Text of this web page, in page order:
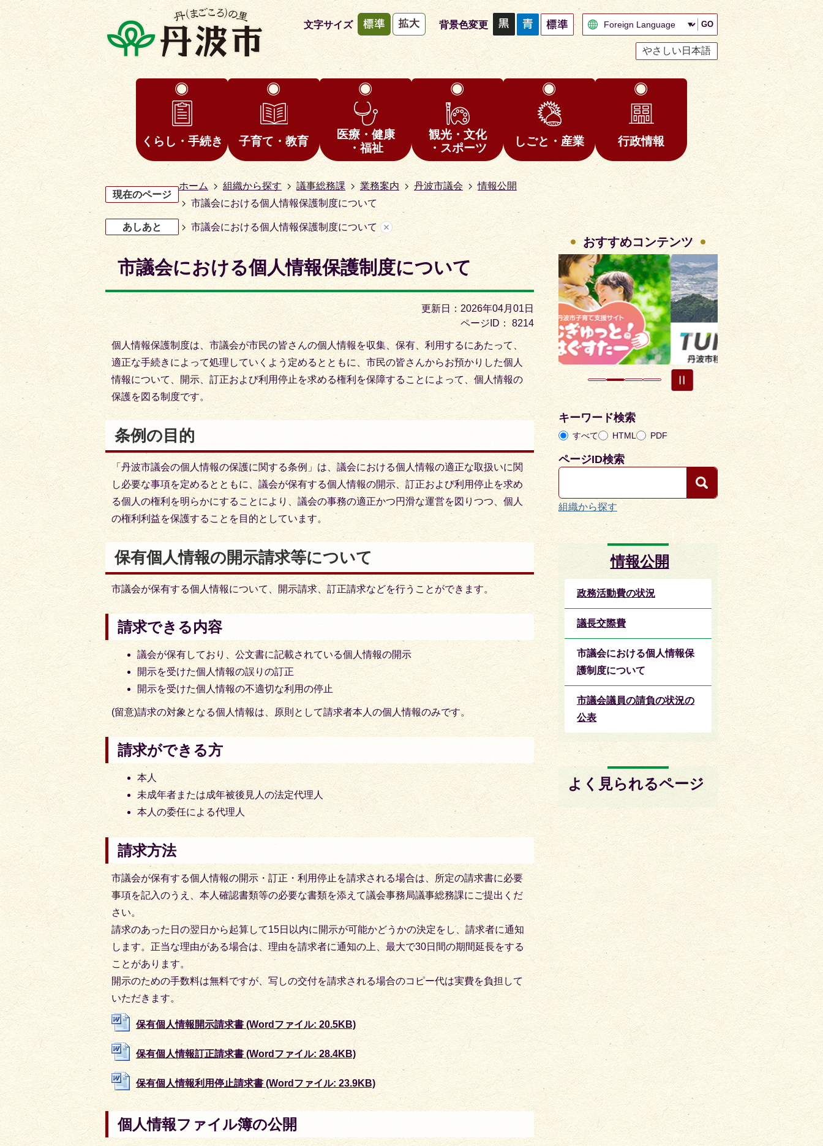
文字サイズ 背景色変更 GO
やさしい日本語
くらし・手続き 子育て・教育
医療・健康
・福祉
観光・文化
・スポーツ
しごと・産業 行政情報
現在のページ
ホーム 組織から探す 議事総務課 業務案内 丹波市議会
情報公開
市議会における個人情報保護制度について
あしあと 市議会における個人情報保護制度について
市議会における個人情報保護制度について
更新日：2026年04月01日
ページID：
8214
個人情報保護制度は、市議会が市民の皆さんの個人情報を収集、保有、利用するにあたって、
適正な手続きによって処理していくよう定めるとともに、市民の皆さんからお預かりした個人
情報について、開示、訂正および利用停止を求める権利を保障することによって、個人情報の
保護を図る制度です。
条例の目的
「丹波市議会の個人情報の保護に関する条例」は、議会における個人情報の適正な取扱いに関
し必要な事項を定めるとともに、議会が保有する個人情報の開示、訂正および利用停止を求め
る個人の権利を明らかにすることにより、議会の事務の適正かつ円滑な運営を図りつつ、個人
の権利利益を保護することを目的としています。
保有個人情報の開示請求等について
市議会が保有する個人情報について、開示請求、訂正請求などを行うことができます。
請求できる内容
議会が保有しており、公文書に記載されている個人情報の開示
開示を受けた個人情報の誤りの訂正
開示を受けた個人情報の不適切な利用の停止
(留意)請求の対象となる個人情報は、原則として請求者本人の個人情報のみです。
請求ができる方
本人
未成年者または成年被後見人の法定代理人
本人の委任による代理人
請求方法
市議会が保有する個人情報の開示・訂正・利用停止を請求される場合は、所定の請求書に必要
事項を記入のうえ、本人確認書類等の必要な書類を添えて議会事務局議事総務課にご提出くだ
さい。
請求のあった日の翌日から起算して15日以内に開示が可能かどうかの決定をし、請求者に通知
します。正当な理由がある場合は、理由を請求者に通知の上、最大で30日間の期間延長をする
ことがあります。
開示のための手数料は無料ですが、写しの交付を請求される場合のコピー代は実費を負担して
いただきます。
保有個人情報開示請求書 (Wordファイル: 20.5KB)
保有個人情報訂正請求書 (Wordファイル: 28.4KB)
保有個人情報利用停止請求書 (Wordファイル: 23.9KB)
個人情報ファイル簿の公開
おすすめコンテンツ
枚
ス
4
枚
の
ス
ラ
イ
ド
1
ラ
イ
ド
2
枚
目
の
ス
ラ
イ
3
枚
目
ラ
キーワード検索
すべて HTML PDF
ページID検索
組織から探す
情報公開
政務活動費の状況
議長交際費
市議会における個人情報保
護制度について
市議会議員の請負の状況の
公表
よく見られるページ